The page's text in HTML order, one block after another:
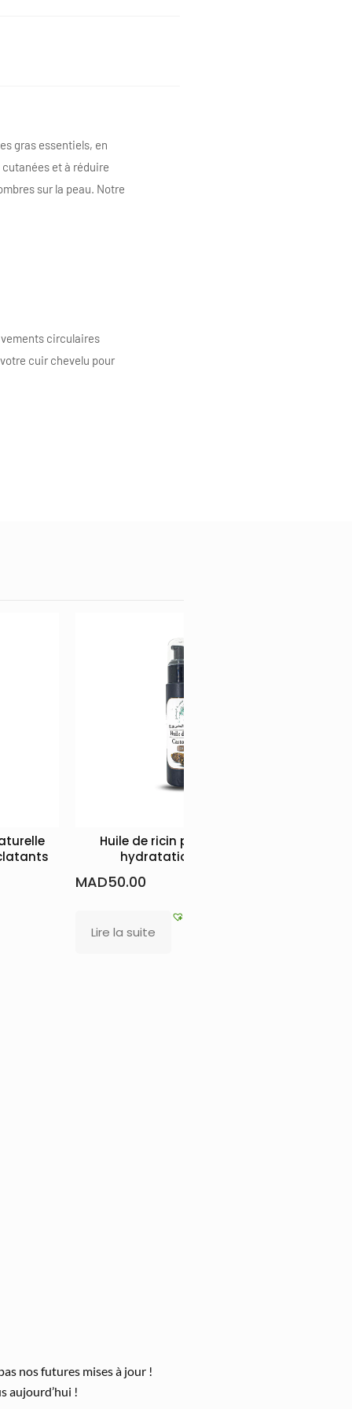
gras essentiels, en
et à réduire
sur la peau. Notre
circulaires
cuir chevelu pour
Huile de ricin pure pour une
hydratation intense
MAD50.00
Lire la suite
nos futures mises à jour !
aujourd’hui !